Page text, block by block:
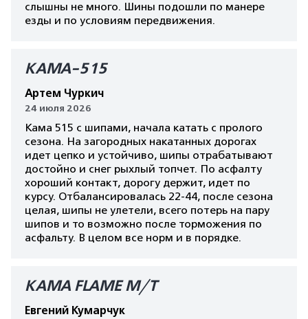
слышны не много. Шины подошли по манере
езды и по условиям передвижения.
КАМА-515
Артем Чуркич
24 июля 2026
Кама 515 с шипами, начала катать с пролого
сезона. На загородных накатанных дорогах
идет цепко и устойчиво, шипы отрабатывают
достойно и снег рыхлый топчет. По асфалту
хороший контакт, дорогу держит, идет по
курсу. Отбалансировалась 22-44, после сезона
целая, шипы не улетели, всего потерь на пару
шипов и то возможно после торможения по
асфальту. В целом все норм и в порядке.
КАМА FLAME M/T
Евгений Кумарчук